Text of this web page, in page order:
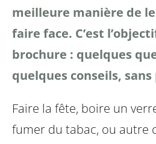
meilleure manière de
faire face. C’est
brochure : quelques
quelques conseils,
Faire la fête, boire un
fumer du tabac, ou autre